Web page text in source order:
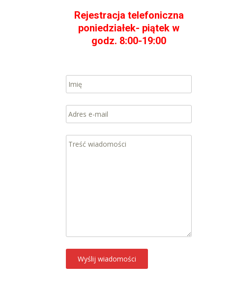
Rejestracja telefoniczna
poniedziałek- piątek w
godz. 8:00-19:00